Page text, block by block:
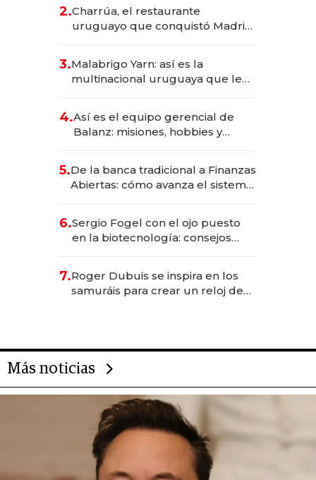
millones
2.Charrúa, el restaurante
uruguayo que conquistó Madrid:
anticipación y prepara apertura
3.Malabrigo Yarn: así es la
multinacional uruguaya que le
4.Así es el equipo gerencial de
Balanz: misiones, hobbies y
5.De la banca tradicional a Finanzas
Abiertas: cómo avanza el sistema
6.Sergio Fogel con el ojo puesto
en la biotecnología: consejos
rol de la IA
7.Roger Dubuis se inspira en los
samuráis para crear un reloj de
Más noticias